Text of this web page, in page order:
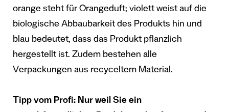
orange steht für Orangeduft; violett weist auf die
biologische Abbaubarkeit des Produkts hin und
blau bedeutet, dass das Produkt pflanzlich
hergestellt ist. Zudem bestehen alle
Verpackungen aus recyceltem Material.
Tipp vom Profi: Nur weil Sie ein